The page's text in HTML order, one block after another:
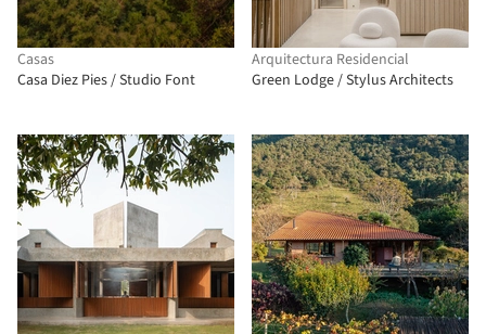
Casas
Casa Diez Pies / Studio Font
Arquitectura Residencial
Green Lodge / Stylus Architects